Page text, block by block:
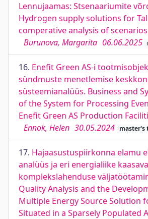
Lennujaamas: Stsenaariumite
Hydrogen supply solutions for
comperative analysis of scenarios
Burunova, Margarita 06.06.2025
16. Enefit Green AS-i
sündmuste menetlemise
süsteemianalüüs. Business and
of the System for Processing
Enefit Green AS Production
Ennok, Helen 30.05.2024 master's
17. Hajaasustuspiirkonna elamu
analüüs ja eri energialiike kaasava
komplekslahenduse
Quality Analysis and the
Multiple Energy Source Solution
Situated in a Sparsely Populated